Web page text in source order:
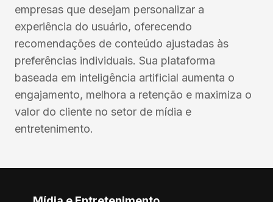
empresas que desejam personalizar a
experiência do usuário, oferecendo
recomendações de conteúdo ajustadas às
preferências individuais. Sua plataforma
baseada em inteligência artificial aumenta o
engajamento, melhora a retenção e maximiza o
valor do cliente no setor de mídia e
entretenimento.